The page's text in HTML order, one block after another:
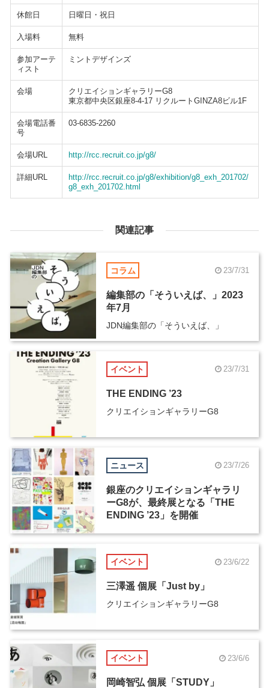
休館日 日曜日・祝日
入場料 無料
参加アーテ
ィスト
ミントデザインズ
会場
クリエイションギャラリーG8
東京都中央区銀座8-4-17 リクルートGINZA8ビル1F
会場電話番
号
03-6835-2260
会場URL http://rcc.recruit.co.jp/g8/
詳細URL
http://rcc.recruit.co.jp/g8/exhibition/g8_exh_201702/
g8_exh_201702.html
関連記事
コラム 23/7/31
編集部の「そういえば、」2023
年7月
JDN編集部の「そういえば、」
イベント 23/7/31
THE ENDING ’23
クリエイションギャラリーG8
ニュース 23/7/26
銀座のクリエイションギャラリ
ーG8が、最終展となる「THE
ENDING ’23」を開催
イベント 23/6/22
三澤遥 個展「Just by」
クリエイションギャラリーG8
イベント 23/6/6
岡崎智弘 個展「STUDY」